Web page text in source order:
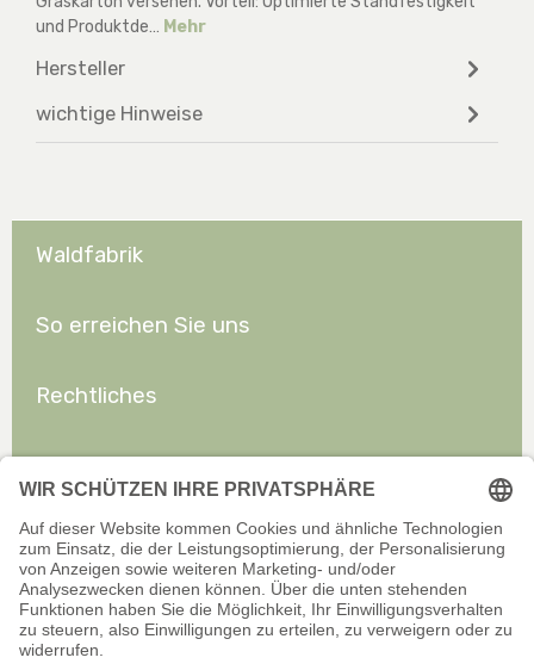
und Produktde… Mehr
Hersteller
wichtige Hinweise
Waldfabrik
So erreichen Sie uns
Rechtliches